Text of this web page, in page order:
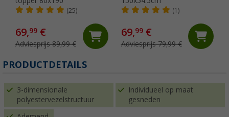
(25)
69,99 €
Adviesprijs 89,99 €
(1)
69,99€
Adviesprijs 79,99 €
PRODUCTDETAILS
3-dimensionale
polyestervezelstructuur
Individueel op maat
gesneden